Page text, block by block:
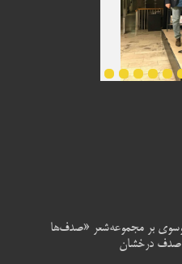
بر مجموعه‌شعر «صدف‌ها
صدف درخشان